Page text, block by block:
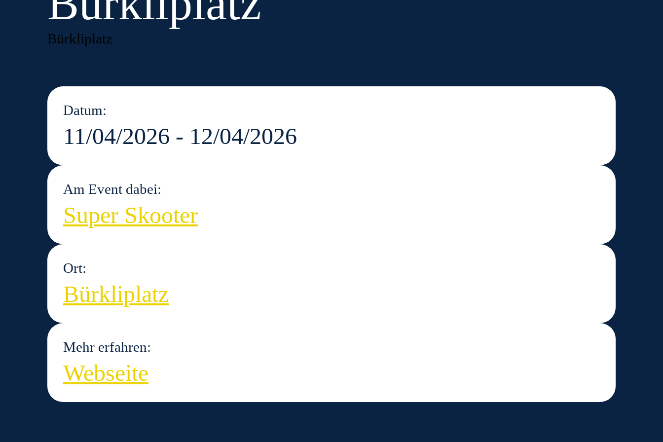
Bürkliplatz
Datum:
11/04/2026 - 12/04/2026
Am Event dabei:
Super Skooter
Ort:
Bürkliplatz
Mehr erfahren:
Webseite